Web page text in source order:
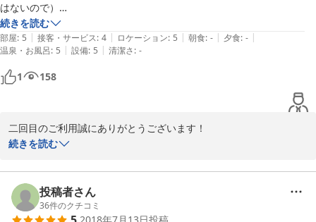
まいりたいと思います。
この度は、ご宿泊くださり、また、すてきなコメントのご投稿をい
ただきまして、誠にありがとうございました。
2024-08-02
はないので）
青の部屋の駐車場は、木が植わっている部分が少し重なるので、確かに
停めづらいです。
私は三が日に泊まりました。
チェックインの時間帯を夕方にしていましたが、早めに行きましたが、
スタッフが不在の時間帯があるかもしれませんので、チェックインをす
る際は、居るか居ないか、確認したほうがいいかもしれません。私の時
は他の人を待っていたようで、たまたまスムーズにチェックイン出来ま
した。
ただ、室内に階段があるので、足の悪い人は不便だと思います。
一階が駐車場・洗濯機、
続きを読む
部屋: 5 | 接客・サービス: 4 | ロケーション: 5 | 朝食: - | 夕食: - |
温泉・お風呂: 5 | 設備: 5 | 清潔さ: -
1 158
二回目のご利用誠にありがとうございます！
お客様のご意見・ご感想は私たちスタッフの励みになります★
これからもお客様に満足して頂けるようスタッフ一同、精進してま
続きを読む
投稿者さん
36件のクチコミ